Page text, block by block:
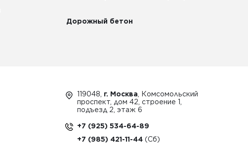
Дорожный бетон
119048, г. Москва , Комсомольский
проспект, дом 42, строение 1,
подъезд 2, этаж 6
+7 (925) 534-64-89
+7 (985) 421-11-44